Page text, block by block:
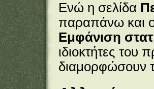
Ενώ η σελίδα
παραπάνω και
Εμφάνιση
ιδιοκτήτες του
διαμορφώσουν